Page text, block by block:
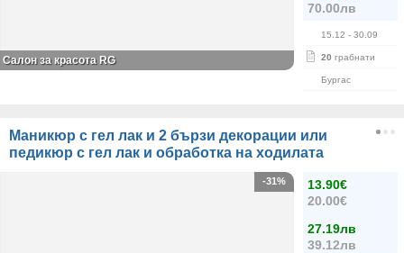
70.00лв
15.12 - 30.09
20 грабнати
Бургас
Салон за красота RG
Маникюр с гел лак и 2 бързи декорации или
педикюр с гел лак и обработка на ходилата
13.90€
20.00€
27.19лв
39.12лв
-31%